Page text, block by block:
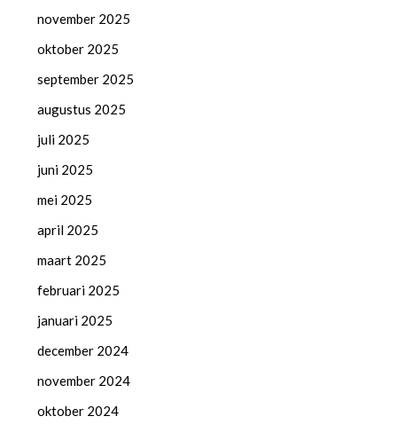
november 2025
oktober 2025
september 2025
augustus 2025
juli 2025
juni 2025
mei 2025
april 2025
maart 2025
februari 2025
januari 2025
december 2024
november 2024
oktober 2024